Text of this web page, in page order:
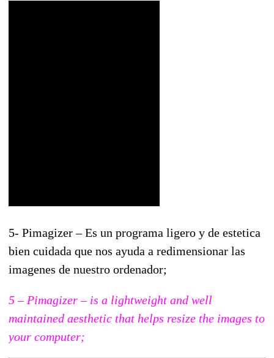
5- Pimagizer – Es un programa ligero y de estetica
bien cuidada que nos ayuda a redimensionar las
imagenes de nuestro ordenador;
5 – Pimagizer – is a lightweight and well
maintained aesthetic that helps resize the images to
your computer;